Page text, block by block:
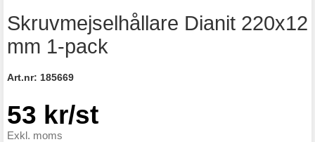
Skruvmejselhållare Dianit 220x12
mm 1-pack
Art.nr: 185669
53 kr/st
Exkl. moms